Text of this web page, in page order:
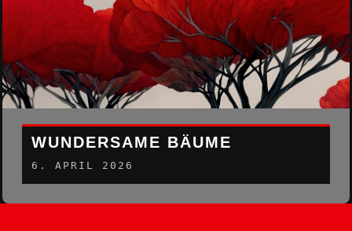
WUNDERSAME BÄUME
6. APRIL 2026